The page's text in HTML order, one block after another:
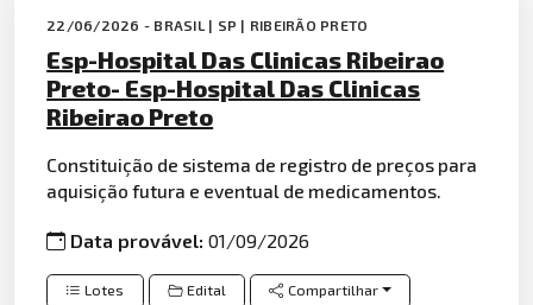
22/06/2026 - BRASIL | SP | RIBEIRÃO PRETO
Esp-Hospital Das Clinicas Ribeirao
Preto- Esp-Hospital Das Clinicas
Ribeirao Preto
Constituição de sistema de registro de preços para
aquisição futura e eventual de medicamentos.
Data provável:01/09/2026
Lotes Edital Compartilhar